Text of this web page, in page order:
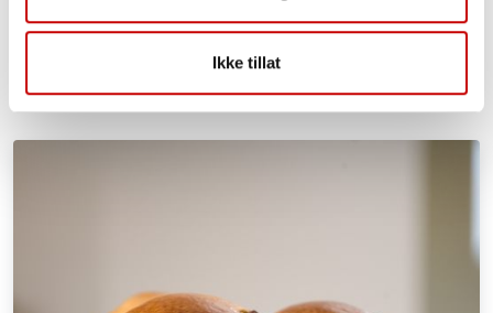
Ikke tillat
Lignende oppskrifter